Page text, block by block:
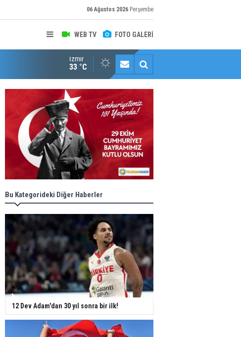
06 Ağustos 2026 Perşembe
WEB TV FOTO GALERİ
Halk istedi, ESHOT düzenledi
İzmir
33 °C
Bu Kategorideki Diğer Haberler
12 Dev Adam'dan 30 yıl sonra bir ilk!